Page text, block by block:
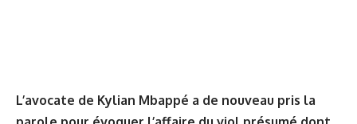
L’avocate de Kylian Mbappé a de nouveau pris la